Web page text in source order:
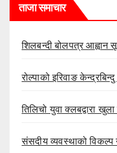
ताजा समाचार
शिलबन्दी बोलपत्र आह्वान
रोल्पाको इरिवाङ
तिलिचो युवा क्लबद्वारा
संसदीय व्यवस्थाको विकल्प